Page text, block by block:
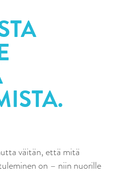
väitän, että mitä
on – niin nuorille